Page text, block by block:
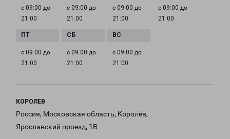
с 09:00 до
21:00
с 09:00 до
21:00
с 09:00 до
21:00
с 09:00 до
21:00
с 09:00 до
21:00
с 09:00 до
21:00
с 09:00 до
21:00
КОРОЛЕВ
Россия, Московская область, Королёв,
Ярославский проезд, 1В